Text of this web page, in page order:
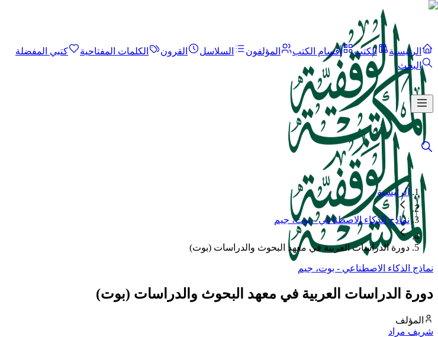
الرئيسية الكتب أقسام الكتب المؤلفون السلاسل القرون الكلمات المفتاحية
كتبي المفضلة
البحث
الرئيسية
نماذج الذكاء الاصطناعي - بوت، جيم
دورة الدراسات العربية في معهد البحوث والدراسات (بوت)
نماذج الذكاء الاصطناعي - بوت، جيم
دورة الدراسات العربية في معهد البحوث والدراسات (بوت)
المؤلف
شريف مراد